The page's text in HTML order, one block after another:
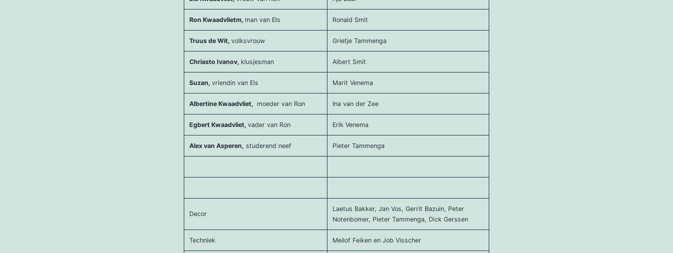
Ron Kwaadvlietm, man van Els Ronald Smit
Truus de Wit, volksvrouw Grietje Tammenga
Chriasto Ivanov, klusjesman Albert Smit
Suzan, vriendin van Els Marit Venema
Albertine Kwaadvliet, moeder van Ron Ina van der Zee
Egbert Kwaadvliet, vader van Ron Erik Venema
Alex van Asperen, studerend neef Pieter Tammenga
Decor
Laetus Bakker, Jan Vos, Gerrit Bazuin, Peter
Notenbomer, Pieter Tammenga, Dick Gerssen
Techniek Meilof Feiken en Job Visscher